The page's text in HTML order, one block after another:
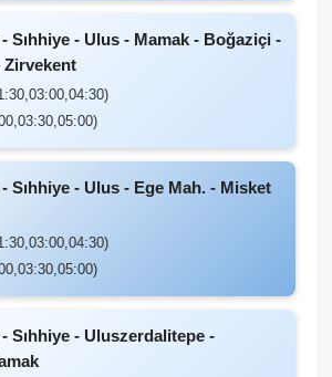
- Sıhhiye - Ulus - Mamak - Boğaziçi -
Zirvekent
- Sıhhiye - Ulus - Ege Mah. - Misket
- Sıhhiye - Uluszerdalitepe -